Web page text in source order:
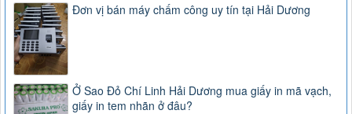
Đơn vị bán máy chấm công uy tín tại Hải Dương
Ở Sao Đỏ Chí Linh Hải Dương mua giấy in mã vạch,
giấy in tem nhãn ở đâu?